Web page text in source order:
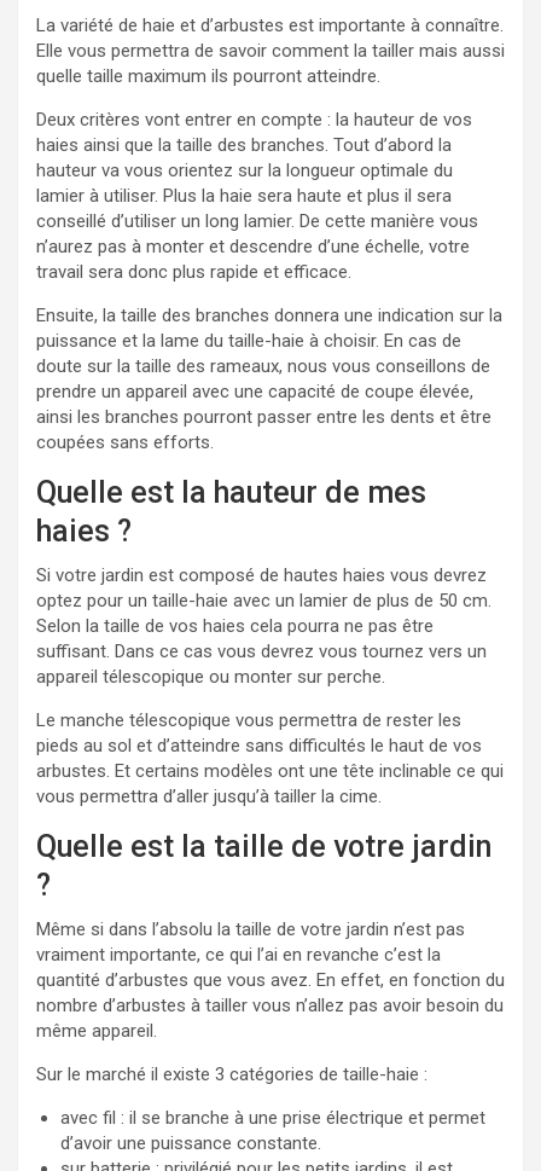
La variété de haie et d’arbustes est importante à connaître.
Elle vous permettra de savoir comment la tailler mais aussi
quelle taille maximum ils pourront atteindre.
Deux critères vont entrer en compte : la hauteur de vos
haies ainsi que la taille des branches. Tout d’abord la
hauteur va vous orientez sur la longueur optimale du
lamier à utiliser. Plus la haie sera haute et plus il sera
conseillé d’utiliser un long lamier. De cette manière vous
n’aurez pas à monter et descendre d’une échelle, votre
travail sera donc plus rapide et efficace.
Ensuite, la taille des branches donnera une indication sur la
puissance et la lame du taille-haie à choisir. En cas de
doute sur la taille des rameaux, nous vous conseillons de
prendre un appareil avec une capacité de coupe élevée,
ainsi les branches pourront passer entre les dents et être
coupées sans efforts.
Quelle est la hauteur de mes
haies ?
Si votre jardin est composé de hautes haies vous devrez
optez pour un taille-haie avec un lamier de plus de 50 cm.
Selon la taille de vos haies cela pourra ne pas être
suffisant. Dans ce cas vous devrez vous tournez vers un
appareil télescopique ou monter sur perche.
Le manche télescopique vous permettra de rester les
pieds au sol et d’atteindre sans difficultés le haut de vos
arbustes. Et certains modèles ont une tête inclinable ce qui
vous permettra d’aller jusqu’à tailler la cime.
Quelle est la taille de votre jardin
?
Même si dans l’absolu la taille de votre jardin n’est pas
vraiment importante, ce qui l’ai en revanche c’est la
quantité d’arbustes que vous avez. En effet, en fonction du
nombre d’arbustes à tailler vous n’allez pas avoir besoin du
même appareil.
Sur le marché il existe 3 catégories de taille-haie :
avec fil : il se branche à une prise électrique et permet
d’avoir une puissance constante.